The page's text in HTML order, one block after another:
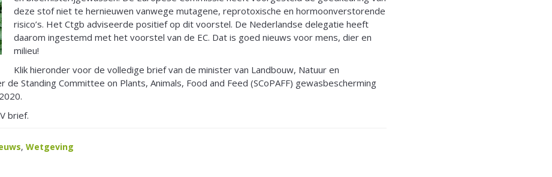
deze stof niet te hernieuwen vanwege mutagene, reprotoxische en hormoonverstorende
risico’s. Het Ctgb adviseerde positief op dit voorstel. De Nederlandse delegatie heeft
daarom ingestemd met het voorstel van de EC. Dat is goed nieuws voor mens, dier en
milieu!
Klik hieronder voor de volledige brief van de minister van Landbouw, Natuur en
de Standing Committee on Plants, Animals, Food and Feed (SCoPAFF) gewasbescherming
brief.
, Wetgeving